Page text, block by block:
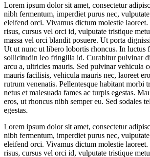
Lorem ipsum dolor sit amet, consectetur
nibh fermentum, imperdiet purus nec,
eleifend orci. Vivamus dictum molestie laoreet.
risus, cursus vel orci id, vulputate tristique
massa vel orci blandit posuere. Ut porta
Ut ut nunc ut libero lobortis rhoncus. In luctus
sollicitudin leo fringilla id. Curabitur pulvinar
arcu a, ultricies mauris. Sed pulvinar vehicula
mauris facilisis, vehicula mauris nec, laoreet
rutrum venenatis. Pellentesque habitant morbi
netus et malesuada fames ac turpis egestas.
eros, ut rhoncus nibh semper eu. Sed sodales
egestas.
Lorem ipsum dolor sit amet, consectetur
nibh fermentum, imperdiet purus nec,
eleifend orci. Vivamus dictum molestie laoreet.
risus, cursus vel orci id, vulputate tristique